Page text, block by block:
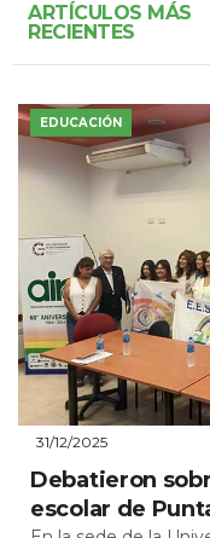
ARTÍCULOS MÁS
RECIENTES
EDUCACIÓN
31/12/2025
Debatieron
escolar de